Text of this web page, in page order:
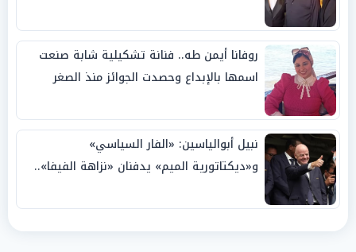
روفانا أيمن طه.. فنانة تشكيلية شابة صنعت
اسمها بالإبداع وحصدت الجوائز منذ الصغر
نبيل أبوالياسين: «الفار السياسي»
و«ديكتاتورية الميم» يدفنان «نزاهة الفيفا»..